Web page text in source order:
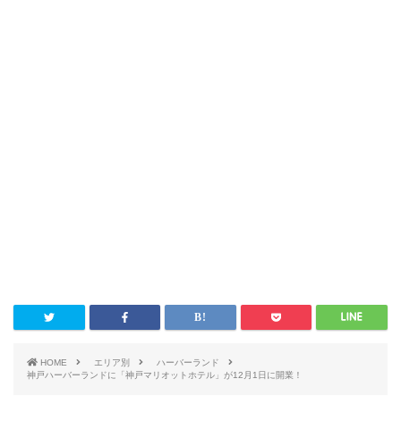
HOME エリア別
ハーバーランド
神戸ハーバーランドに「神戸マリオットホテル」が12月1日に開業！